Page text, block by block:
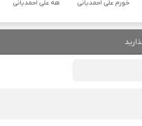
خورم علی احمدیانی
هه علی احمدیانی